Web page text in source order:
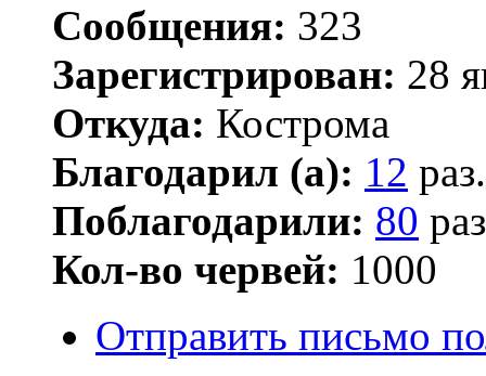
Сообщения: 323
Зарегистрирован: 28
Откуда: Кострома
Благодарил (а): 12 раз.
Поблагодарили: 80
Кол-во червей: 1000
Отправить письмо